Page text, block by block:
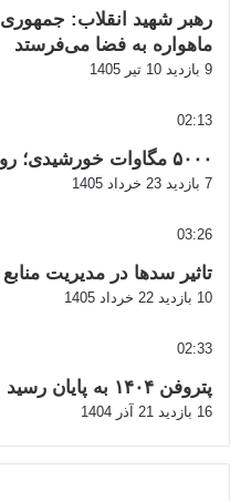
رهبر شهید انقلاب:
ماهواره به فضا می‌فرستد
9 بازدید 10 تیر 1405
02:13
۵۰۰۰ مگاوات خورشیدی؛ رویای سبز یا وعده تکراری؟
7 بازدید 23 خرداد 1405
03:26
تاثیر سدها در مدیریت
10 بازدید 22 خرداد 1405
02:33
پتروفن ۱۴۰۴ به پایان رسید
16 بازدید 21 آذر 1404